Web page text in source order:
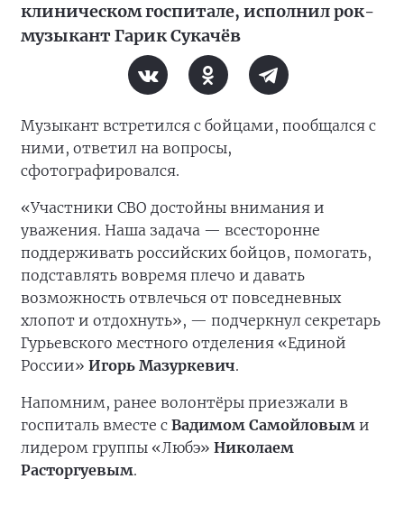
клиническом госпитале, исполнил рок-
музыкант Гарик Сукачёв
Музыкант встретился с бойцами, пообщался с
ними, ответил на вопросы,
сфотографировался.
«Участники СВО достойны внимания и
уважения. Наша задача — всесторонне
поддерживать российских бойцов, помогать,
подставлять вовремя плечо и давать
возможность отвлечься от повседневных
хлопот и отдохнуть», — подчеркнул секретарь
Гурьевского местного отделения «Единой
России» Игорь Мазуркевич.
Напомним, ранее волонтёры приезжали в
госпиталь вместе с Вадимом Самойловым и
лидером группы «Любэ» Николаем
Расторгуевым.